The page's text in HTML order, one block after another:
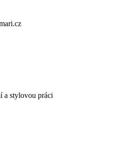
a stylovou práci